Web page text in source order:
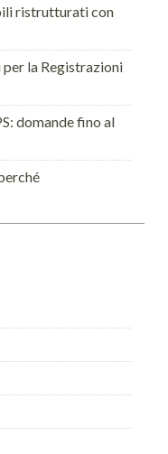
ristrutturati con
la Registrazioni
domande fino al